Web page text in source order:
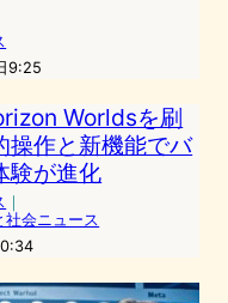
9:25
Worldsを刷
操作と新機能でバ
験が進化
｜
社会ニュース